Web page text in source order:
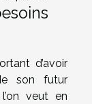
d’avoir
son futur
veut en